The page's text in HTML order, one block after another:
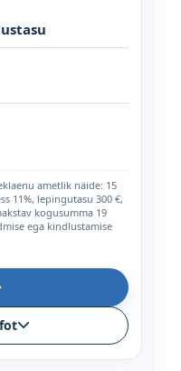
ametlik näide: 15
11%, lepingutasu 300 €,
kogusumma 19
ega kindlustamise